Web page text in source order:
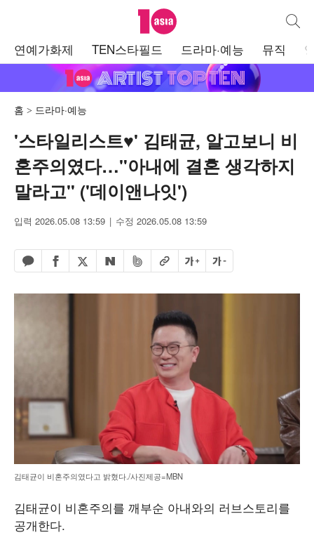
텐아시아 통합
연예가화제 TEN스타필드 드라마·예능 뮤직
홈 드라마·예능
'스타일리스트♥' 김태균, 알고보니 비
혼주의였다…"아내에 결혼 생각하지
말라고" ('데이앤나잇')
입력 2026.05.08 13:59 수정 2026.05.08 13:59
카카오톡 공유하기
페이스북 공유하기
엑스 공유하기
네이버 공유하기
밴드 공유하기
URL복사글자 크게글자 작게
김태균이 비혼주의였다고 밝혔다./사진제공=MBN
김태균이 비혼주의를 깨부순 아내와의 러브스토리를
공개한다.